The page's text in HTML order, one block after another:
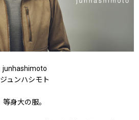
junhashimoto
ジュンハシモト
等身大の服。